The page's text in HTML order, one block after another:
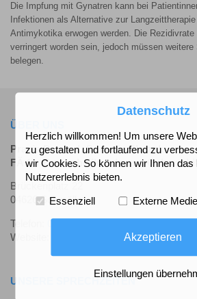
Die Impfung mit Gynatren kann bei
Infektionen als Alternative zur
Antimykotika erwogen werden. Die
verringert worden sein, jedoch müssen
belegen.
ÜBER UNS
Praxis Dr. med. Cornelia Platzek
FÄ für Frauenheilkunde und
Brückenplatz 22
04626 Schmölln
Telefon:
034491 61711
Website:
www.frauenarzt-schmoelln.de
UNSERE SPRECHZEITEN
Datenschutz
Herzlich willkommen! Um unsere
zu gestalten und fortlaufend zu
wir Cookies. So können wir Ihnen das
Nutzererlebnis bieten.
Essenziell Externe
Akzeptieren
Einstellungen